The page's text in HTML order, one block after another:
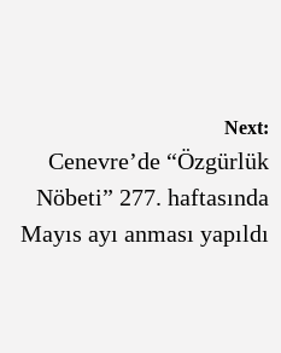
Next:
Cenevre’de “Özgürlük
Nöbeti” 277. haftasında
Mayıs ayı anması yapıldı